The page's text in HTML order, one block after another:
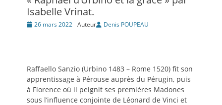
Isabelle Vrinat.
Posté26 mars 2022 Auteur Denis POUPEAU
Raffaello Sanzio (Urbino 1483 – Rome 1520) fit son
apprentissage à Pérouse auprès du Pérugin, puis
à Florence où il peignit ses premières Madones
sous l’influence conjointe de Léonard de Vinci et